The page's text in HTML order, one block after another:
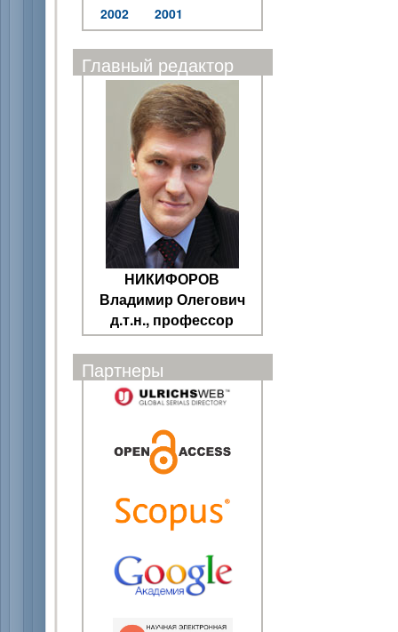
2002
2001
Главный редактор
НИКИФОРОВ
Владимир Олегович
д.т.н., профессор
Партнеры